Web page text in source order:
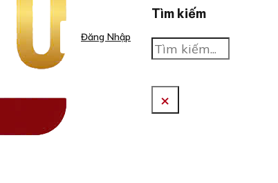
Đăng Nhập
Tìm kiếm
Tìm
kiếm
×